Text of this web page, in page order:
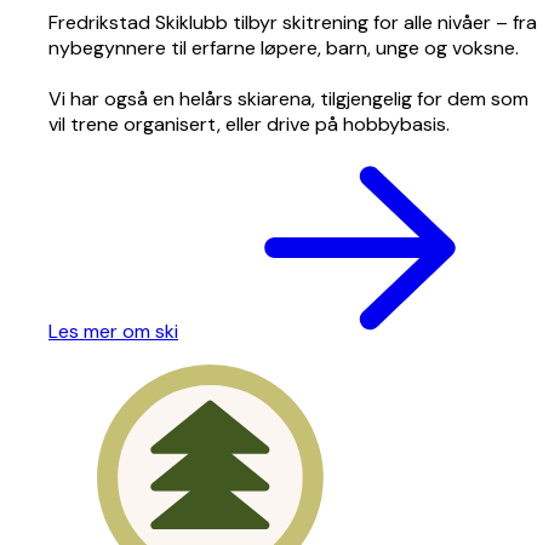
Fredrikstad Skiklubb tilbyr skitrening for alle nivåer – fra
nybegynnere til erfarne løpere, barn, unge og voksne.
Vi har også en helårs skiarena, tilgjengelig for dem som
vil trene organisert, eller drive på hobbybasis.
Les mer om ski